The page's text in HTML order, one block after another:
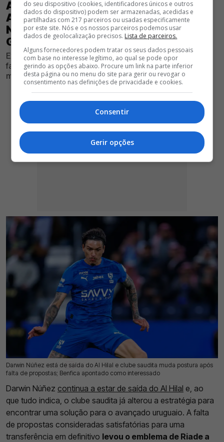
ATENÇÃO, BENFICA! APÓS SER
APONTADO A PORTUGAL, DARWIN
NÚÑEZ ESGOTA OPÇÕES E FUTURO
GANHA FORMA
Ex-avançado das águias está de saída do Al Hilal, mas
falta de propostas concretas fazem o clube saudita
mudar de estratégia
Darwin Núñez está de saída do Al Hilal e clube saudita muda postura após
falta de propostas; Benfica apontado como interessado
04 Ago 2026 | 16:57 | 0
Darwin Núñez continua a estar de saída do Al Hilal e, ao
que tudo indica, o clube saudita já alterou a estratégia para
encontrar uma solução para o avançado uruguaio. A falta
de propostas consideradas satisfatórias para uma
transferência em definitivo levou o emblema de Riade a
do seu dispositivo (cookies, identificadores únicos e outros
dados do dispositivo) podem ser armazenadas, acedidas e
partilhadas com 217 parceiros ou usadas especificamente
por este site. Nós e os nossos parceiros podemos usar
dados de geolocalização precisos. Lista de parceiros.
Alguns fornecedores podem tratar os seus dados pessoais
com base no interesse legítimo, ao qual se pode opor
gerindo as opções abaixo. Procure um link na parte inferior
desta página ou no menu do site para gerir ou revogar o
consentimento nas definições de privacidade e cookies.
Consentir
Gerir opções